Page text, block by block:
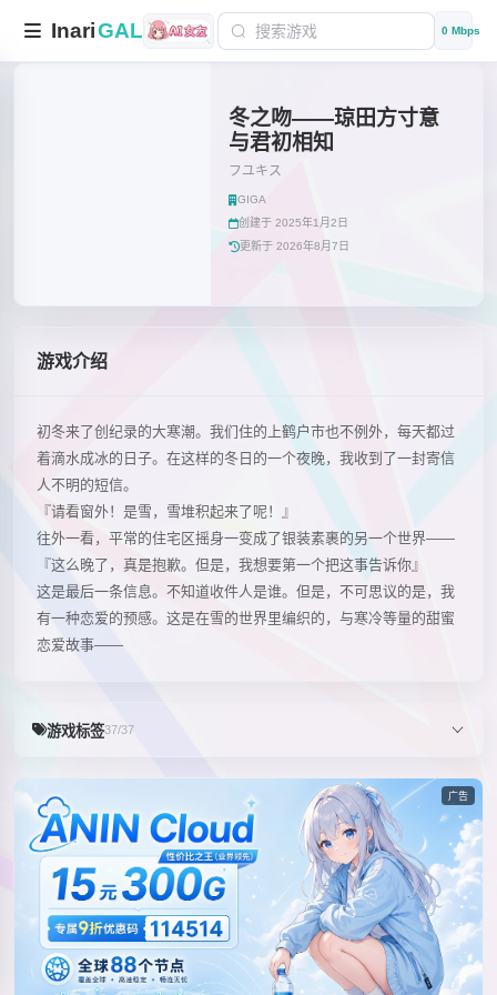
InariGAL 0 Mbps
冬之吻——琼田方寸意
与君初相知
フユキス
GIGA
创建于 2025年1月2日
更新于 2026年8月7日
游戏介绍
初冬来了创纪录的大寒潮。我们住的上鹤户市也不例外，每天都过
着滴水成冰的日子。在这样的冬日的一个夜晚，我收到了一封寄信
人不明的短信。
『请看窗外！是雪，雪堆积起来了呢！』
往外一看，平常的住宅区摇身一变成了银装素裹的另一个世界——
『这么晚了，真是抱歉。但是，我想要第一个把这事告诉你』
这是最后一条信息。不知道收件人是谁。但是，不可思议的是，我
有一种恋爱的预感。这是在雪的世界里编织的，与寒冷等量的甜蜜
恋爱故事——
游戏标签37/37
广告